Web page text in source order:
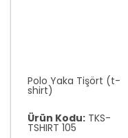
Polo Yaka Tişört (t-
shirt)
Ürün Kodu: TKS-
TSHIRT 105